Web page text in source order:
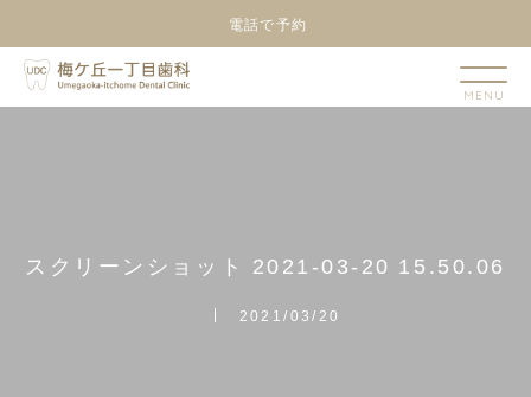
電話で予約
ス ク リ ーン シ ョ ッ ト 2021-03-20 15.50.06
2021/03/20